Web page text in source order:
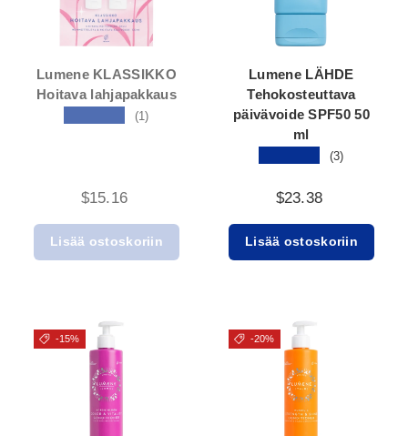
Lumene KLASSIKKO
Hoitava lahjapakkaus
(1)
$15.16
Lisää ostoskoriin
Lumene LÄHDE
Tehokosteuttava
päivävoide SPF50 50
ml
(3)
$23.38
Lisää ostoskoriin
-15% -20%